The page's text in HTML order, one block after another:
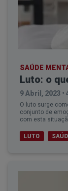
SAÚDE
Luto: o
9 Abril, 2023 •
O luto surge
conjunto de
com esta
LUTO